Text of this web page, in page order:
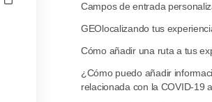
Campos de entrada
GEOlocalizando tus
Cómo añadir una ruta a tus
¿Cómo puedo añadir
relacionada con la COVID-19